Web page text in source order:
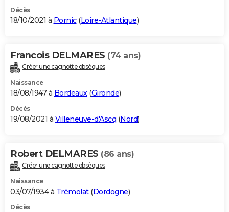
Décès
18/10/2021 à Pornic(Loire-Atlantique)
Francois DELMARES (74 ans)
Créer une cagnotte obsèques
Naissance
18/08/1947 à Bordeaux(Gironde)
Décès
19/08/2021 à Villeneuve-d'Ascq (Nord)
Robert DELMARES (86 ans)
Créer une cagnotte obsèques
Naissance
03/07/1934 à Trémolat(Dordogne)
Décès